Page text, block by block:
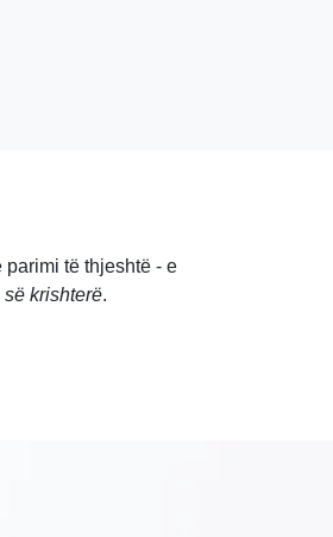
të thjeshtë - e
krishterë.